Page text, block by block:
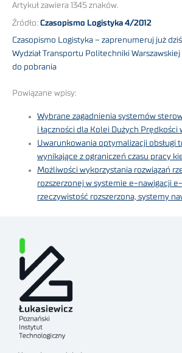
Artykuł zawiera 1345 znaków.
Źródło: Czasopismo Logistyka 4/2012
Czasopismo Logistyka – zaprenumeruj już
Wydział Transportu Politechniki
do pobrania
Powiązane wpisy:
Wybrane zagadnienia systemów
i łączności dla Kolei Dużych Prędkości
Uwarunkowania optymalizacji obsługi
wynikające z ograniczeń czasu pracy
Możliwości wykorzystania rozwiązań
rozszerzonej w systemie e-nawigacji
rzeczywistość rozszerzona, systemy